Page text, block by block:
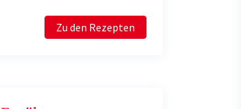
Zu den Rezepten